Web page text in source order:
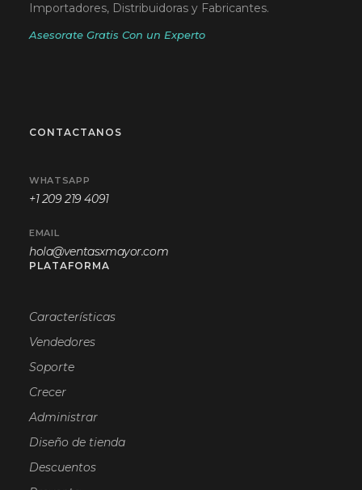
Importadores, Distribuidoras y Fabricantes.
Asesorate Gratis Con un Experto
CONTACTANOS
WHATSAPP
+1 209 219 4091
EMAIL
hola@ventasxmayor.com
PLATAFORMA
Características
Vendedores
Soporte
Crecer
Administrar
Diseño de tienda
Descuentos